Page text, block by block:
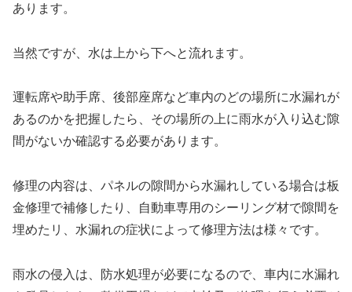
あります。
当然ですが、水は上から下へと流れます。
運転席や助手席、後部座席など車内のどの場所に水漏れが
あるのかを把握したら、その場所の上に雨水が入り込む隙
間がないか確認する必要があります。
修理の内容は、パネルの隙間から水漏れしている場合は板
金修理で補修したり、自動車専用のシーリング材で隙間を
埋めたリ、水漏れの症状によって修理方法は様々です。
雨水の侵入は、防水処理が必要になるので、車内に水漏れ